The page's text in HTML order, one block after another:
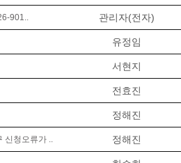
901.. 관리자(전자)
유정임
서현지
전효진
정해진
신청오류가 .. 정해진